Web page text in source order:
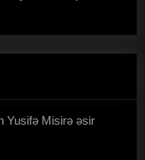
Yusifə Misirə əsir